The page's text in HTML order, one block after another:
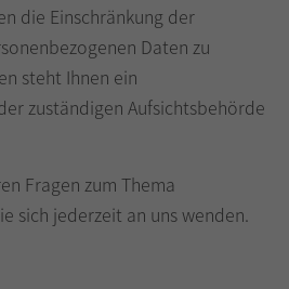
die Einschränkung der
Daten zu
steht Ihnen ein
zuständigen Aufsichtsbehörde
Fragen zum Thema
sich jederzeit an uns wenden.